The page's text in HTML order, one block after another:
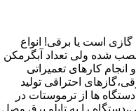
گازی است یا برقی! انواع
شده ولی تعداد آبگرمکن
کارهای تعمیراتی
احتراقی تولید
ها از ترموستات در